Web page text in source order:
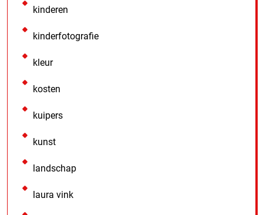
kinderen
kinderfotografie
kleur
kosten
kuipers
kunst
landschap
laura vink